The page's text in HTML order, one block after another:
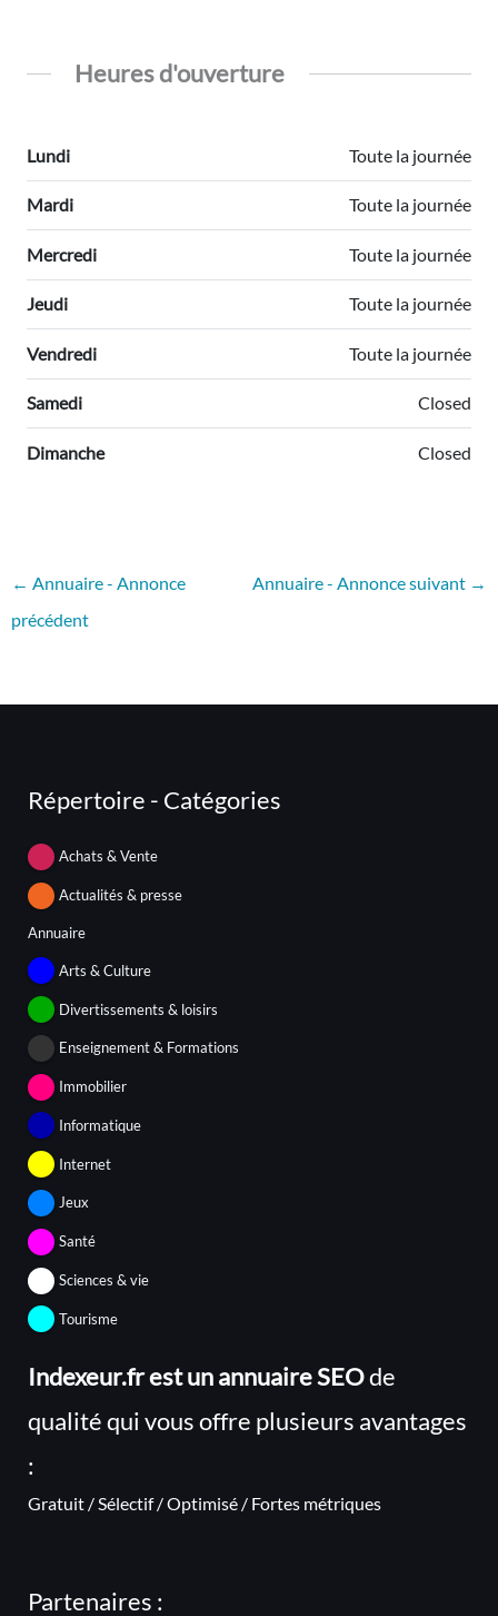
Heures d'ouverture
Lundi Toute la journée
Mardi Toute la journée
Mercredi Toute la journée
Jeudi Toute la journée
Vendredi Toute la journée
Samedi Closed
Dimanche Closed
← Annuaire - Annonce
précédent
Annuaire - Annonce suivant →
Répertoire - Catégories
Achats & Vente
Actualités & presse
Annuaire
Arts & Culture
Divertissements & loisirs
Enseignement & Formations
Immobilier
Informatique
Internet
Jeux
Santé
Sciences & vie
Tourisme
Indexeur.fr est un annuaire SEOde
qualité qui vous offre plusieurs avantages
:
Gratuit / Sélectif / Optimisé / Fortes métriques
Partenaires :